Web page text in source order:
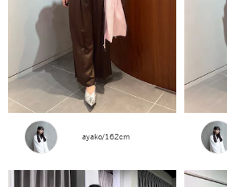
ayako/162cm